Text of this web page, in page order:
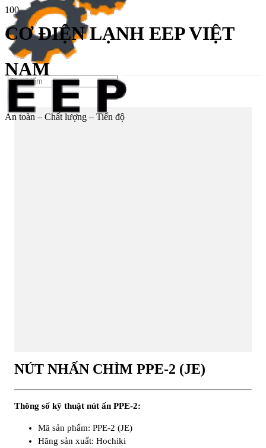
CƠ ĐIỆN LẠNH EEP VIỆT
NAM
An toàn – Chất lượng – Tiến độ
NÚT NHẤN CHÌM PPE-2 (JE)
Thông số kỹ thuật nút ấn PPE-2:
Mã sản phẩm: PPE-2 (JE)
Hãng sản xuất: Hochiki